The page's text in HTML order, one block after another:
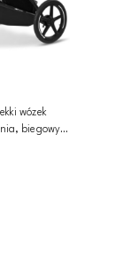
wózek
biegowy |